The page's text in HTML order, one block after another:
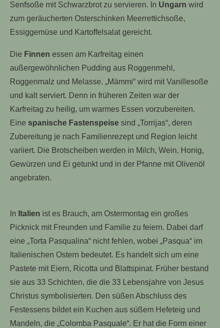
Senfsoße mit Schwarzbrot zu servieren. In Ungarn wird
zum geräucherten Osterschinken Meerrettichsoße,
Essiggemüse und Kartoffelsalat gereicht.
Die Finnen essen am Karfreitag einen
außergewöhnlichen Pudding aus Roggenmehl,
Roggenmalz und Melasse. „Mämmi“ wird mit Vanillesoße
und kalt serviert. Denn in früheren Zeiten war der
Karfreitag zu heilig, um warmes Essen vorzubereiten.
Eine spanische Fastenspeise sind „Torrijas“, deren
Zubereitung je nach Familienrezept und Region leicht
variiert. Die Brotscheiben werden in Milch, Wein, Honig,
Gewürzen und Ei getunkt und in der Pfanne mit Olivenöl
angebraten.
In Italien ist es Brauch, am Ostermontag ein großes
Picknick mit Freunden und Familie zu feiern. Dabei darf
eine „Torta Pasqualina“ nicht fehlen, wobei „Pasqua“ im
Italienischen Ostern bedeutet. Es handelt sich um eine
Pastete mit Eiern, Ricotta und Blattspinat. Früher bestand
sie aus 33 Schichten, die die 33 Lebensjahre von Jesus
Christus symbolisierten. Den süßen Abschluss des
Festessens bildet ein Kuchen aus süßem Hefeteig und
Mandeln, die „Colomba Pasquale“. Er hat die Form einer